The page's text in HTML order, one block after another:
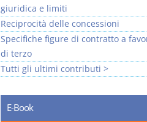
giuridica e limiti
Reciprocità delle concessioni
Specifiche figure di contratto a
di terzo
Tutti gli ultimi contributi >
E-Book